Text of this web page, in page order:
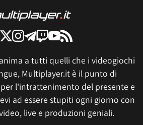
a tutti quelli che i videogiochi
Multiplayer.it è il punto di
l'intrattenimento del presente e
ad essere stupiti ogni giorno con
live e produzioni geniali.